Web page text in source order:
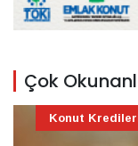
Çok
Konut